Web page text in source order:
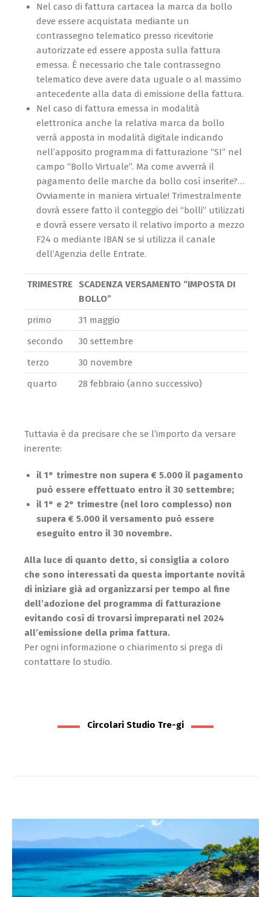
Nel caso di fattura cartacea la marca da bollo
deve essere acquistata mediante un
contrassegno telematico presso ricevitorie
autorizzate ed essere apposta sulla fattura
emessa. È necessario che tale contrassegno
telematico deve avere data uguale o al massimo
antecedente alla data di emissione della fattura.
Nel caso di fattura emessa in modalità
elettronica anche la relativa marca da bollo
verrà apposta in modalità digitale indicando
nell’apposito programma di fatturazione “SI” nel
campo “Bollo Virtuale”. Ma come avverrà il
pagamento delle marche da bollo così inserite?…
Ovviamente in maniera virtuale! Trimestralmente
dovrà essere fatto il conteggio dei “bolli” utilizzati
e dovrà essere versato il relativo importo a mezzo
F24 o mediante IBAN se si utilizza il canale
dell’Agenzia delle Entrate.
TRIMESTRE
SCADENZA VERSAMENTO “IMPOSTA DI
BOLLO”
primo
31 maggio
secondo
30 settembre
terzo
30 novembre
quarto
28 febbraio (anno successivo)
Tuttavia è da precisare che se l’importo da versare
inerente:
il 1° trimestre non supera € 5.000 il pagamento
può essere effettuato entro il 30 settembre;
il 1° e 2° trimestre (nel loro complesso) non
supera € 5.000 il versamento può essere
eseguito entro il 30 novembre.
Alla luce di quanto detto, si consiglia a coloro
che sono interessati da questa importante novità
di iniziare già ad organizzarsi per tempo al fine
dell’adozione del programma di fatturazione
evitando così di trovarsi impreparati nel 2024
all’emissione della prima fattura.
Per ogni informazione o chiarimento si prega di
contattare lo studio.
Circolari Studio Tre-gi